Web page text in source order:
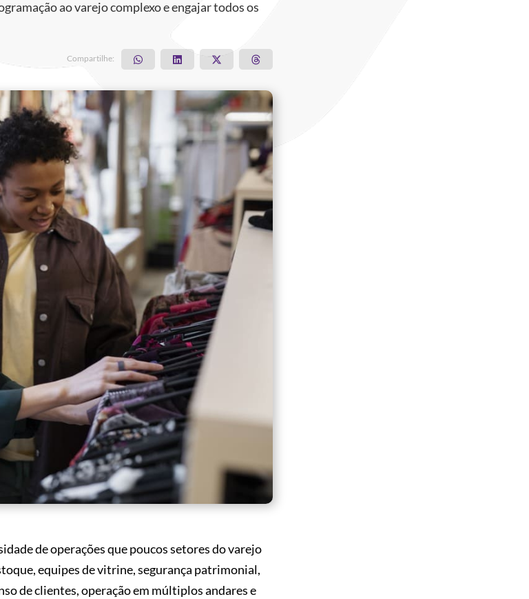
ao varejo complexo e engajar todos os
Compartilhe:
de operações que poucos setores do varejo
equipes de vitrine, segurança patrimonial,
de clientes, operação em múltiplos andares e